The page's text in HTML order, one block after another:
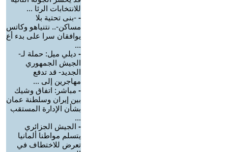
للانتخابات الرئا ...
- -بنى تحتية بلا
مساكن-.. نتنياهو وكاتس
يوافقان سرا على بدء أع
...
- ديلي ميل: حملة لـ-
الجيش الجمهوري
الجديد- قد تدفع
مهاجرين إلى ...
- مباشر: اتفاق وشيك
بين إيران وسلطنة عمان
بشأن الإدارة المستقب
...
- الجيش الجزائري
يتسلم مواطنا ألمانيا
تعرض للاختطاف في